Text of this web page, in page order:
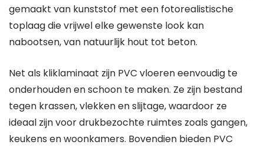
gemaakt van kunststof met een fotorealistische
toplaag die vrijwel elke gewenste look kan
nabootsen, van natuurlijk hout tot beton.
Net als kliklaminaat zijn PVC vloeren eenvoudig te
onderhouden en schoon te maken. Ze zijn bestand
tegen krassen, vlekken en slijtage, waardoor ze
ideaal zijn voor drukbezochte ruimtes zoals gangen,
keukens en woonkamers. Bovendien bieden PVC